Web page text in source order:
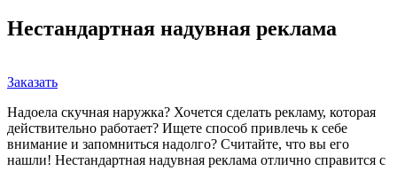
Нестандартная надувная реклама
Заказать
Надоела скучная наружка? Хочется сделать рекламу, которая
действительно работает? Ищете способ привлечь к себе
внимание и запомниться надолго? Считайте, что вы его
нашли! Нестандартная надувная реклама отлично справится с